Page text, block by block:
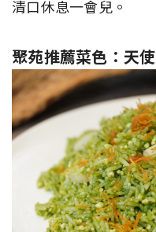
清口休息一會兒。
聚苑推薦菜色：天